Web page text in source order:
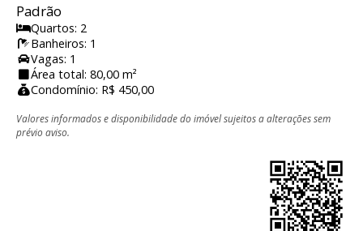
Padrão
Quartos: 2
Banheiros: 1
Vagas: 1
Área total: 80,00 m²
Condomínio: R$ 450,00
Valores informados e disponibilidade do imóvel sujeitos a alterações sem
prévio aviso.